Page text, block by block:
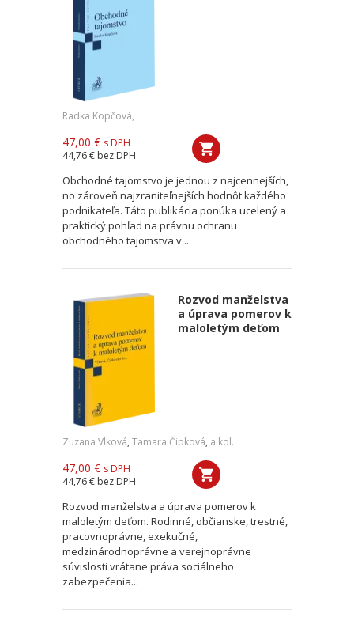
Radka Kopčová,
47,00 € s DPH
44,76 € bez DPH
Obchodné tajomstvo je jednou z najcennejších,
no zároveň najzraniteľnejších hodnôt každého
podnikateľa. Táto publikácia ponúka ucelený a
praktický pohľad na právnu ochranu
obchodného tajomstva v...
Rozvod manželstva
a úprava pomerov k
maloletým deťom
Zuzana Vlková, Tamara Čipková, a kol.
47,00 € s DPH
44,76 € bez DPH
Rozvod manželstva a úprava pomerov k
maloletým deťom. Rodinné, občianske, trestné,
pracovnoprávne, exekučné,
medzinárodnoprávne a verejnoprávne
súvislosti vrátane práva sociálneho
zabezpečenia...